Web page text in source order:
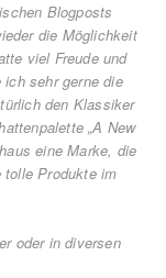
Blogposts
die Möglichkeit
viel Freude und
sehr gerne die
den Klassiker
„A New
eine Marke, die
Produkte im
oder in diversen